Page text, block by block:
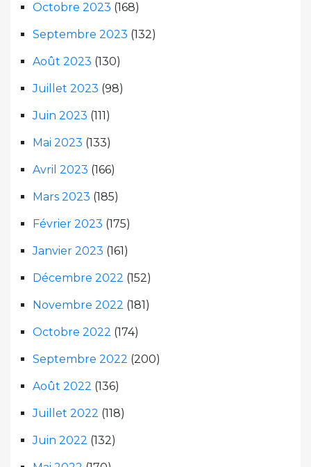
Octobre 2023 (168)
Septembre 2023 (132)
Août 2023 (130)
Juillet 2023 (98)
Juin 2023 (111)
Mai 2023 (133)
Avril 2023 (166)
Mars 2023 (185)
Février 2023 (175)
Janvier 2023 (161)
Décembre 2022 (152)
Novembre 2022 (181)
Octobre 2022 (174)
Septembre 2022 (200)
Août 2022 (136)
Juillet 2022 (118)
Juin 2022 (132)